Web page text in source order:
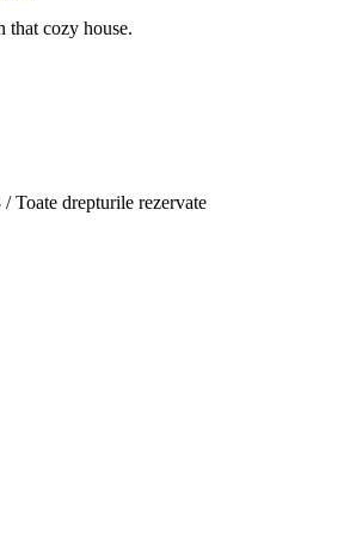
cozy house.
Toate drepturile rezervate